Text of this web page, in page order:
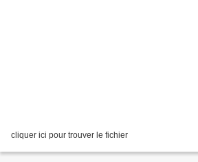
cliquer ici pour trouver le fichier